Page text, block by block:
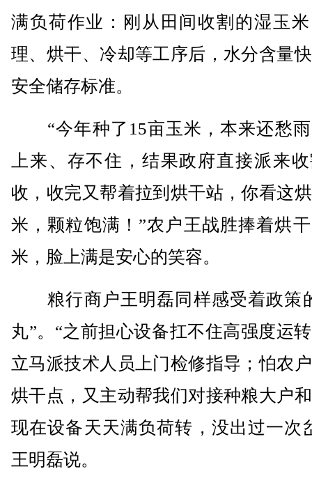
满负荷作业：刚从田间收割的湿玉
理、烘干、冷却等工序后，水分含量
安全储存标准。
“今年种了15亩玉米，本来还愁雨
上来、存不住，结果政府直接派来
收，收完又帮着拉到烘干站，你看这
米，颗粒饱满！”农户王战胜捧着烘
米，脸上满是安心的笑容。
粮行商户王明磊同样感受着政策
丸”。“之前担心设备扛不住高强度运
立马派技术人员上门检修指导；怕农
烘干点，又主动帮我们对接种粮大户
现在设备天天满负荷转，没出过一次
王明磊说。